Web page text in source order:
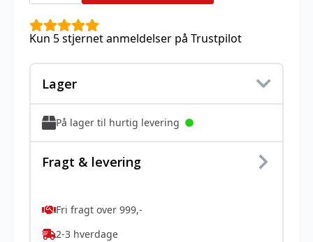
ME04
Chaos
Rising
antal
Kun 5 stjernet anmeldelser på Trustpilot
Lager
På lager til hurtig levering
Fragt & levering
Fri fragt over 999,-
2-3 hverdage